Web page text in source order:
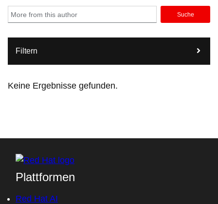
Suche
Filtern
Keine Ergebnisse gefunden.
Plattformen
Red Hat AI